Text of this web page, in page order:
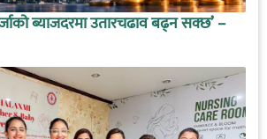
ब्याजदरमा उतारचढाव बढ्न सक्छ’ –